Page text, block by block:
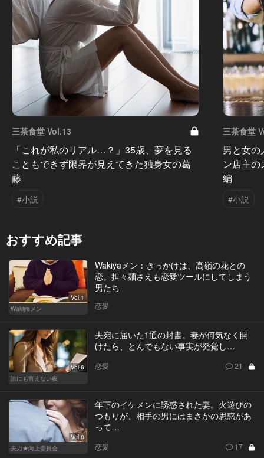
三茶食堂 Vol.13
「これが私のリアル…？」35歳、夢を見る
こともできず限界が見えてきた独身女の葛
藤
#小説
三茶食堂
男と女
ン店主
編
#小説
おすすめ記事
Vol.1
Wakiyaメン
Wakiyaメン：きっかけは、高嶺の花との
恋。担々麺さえも恋愛ツールにしてしまう
男たち
恋愛
Vol.6
誰にも言えない夜
夫宛に届いた1通の封書。妻が何気なく開
けたら、とんでもない事実が発覚し…
恋愛 21
Vol.8
夫力★向上委員会
年下のイケメンに誘惑された妻。火遊びの
つもりが、相手の男にはまさかの思惑があ
って…
恋愛 17